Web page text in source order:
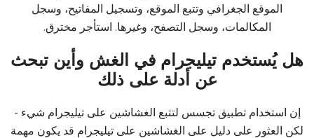
الموقع الجغرافي وتتبع الموقع، وتسجيل المفاتيح، وسجل
المكالمات، وسجل التصفح، وغيرها. استأجر مخترق.
هل يُستخدم تيليجرام في الغش وأين تبحث
عن أدلة على ذلك
إن استخدام تطبيق تجسس لتتبع الغشاشين على تيليجرام شيء -
لكن العثور على دليل على الغشاشين على تيليجرام قد يكون مهمة